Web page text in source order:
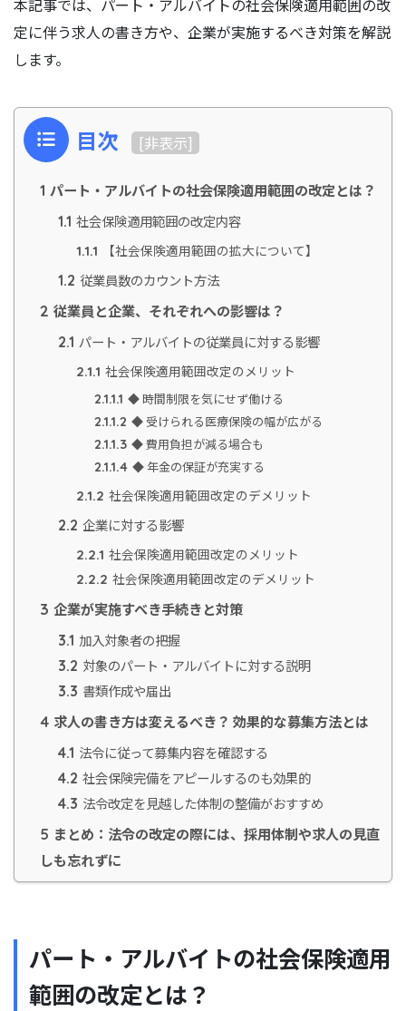
定に伴う求人の書き方や、企業が実施するべき対策を解説
します。
目次 [非表示]
1 パート・アルバイトの社会保険適用範囲の改定とは？
1.1 社会保険適用範囲の改定内容
1.1.1
【社会保険適用範囲の拡大について】
1.2 従業員数のカウント方法
2 従業員と企業、それぞれへの影響は？
2.1 パート・アルバイトの従業員に対する影響
2.1.1 社会保険適用範囲改定のメリット
2.1.1.1 ◆ 時間制限を気にせず働ける
2.1.1.2 ◆ 受けられる医療保険の幅が広がる
2.1.1.3 ◆ 費用負担が減る場合も
2.1.1.4 ◆ 年金の保証が充実する
2.1.2 社会保険適用範囲改定のデメリット
2.2 企業に対する影響
2.2.1 社会保険適用範囲改定のメリット
2.2.2 社会保険適用範囲改定のデメリット
3 企業が実施すべき手続きと対策
3.1 加入対象者の把握
3.2 対象のパート・アルバイトに対する説明
3.3 書類作成や届出
4 求人の書き方は変えるべき？ 効果的な募集方法とは
4.1 法令に従って募集内容を確認する
4.2 社会保険完備をアピールするのも効果的
4.3 法令改定を見越した体制の整備がおすすめ
5 まとめ：法令の改定の際には、採用体制や求人の見直
しも忘れずに
パート・アルバイトの社会保険適用
範囲の改定とは？